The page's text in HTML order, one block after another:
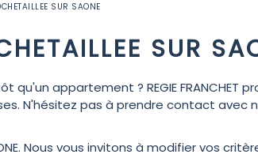
SUR SAONE
SUR
appartement ? REGIE
N'hésitez pas à prendre contact avec
Nous vous invitons à modifier vos